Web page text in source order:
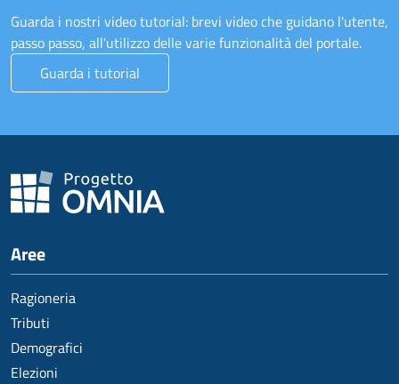
Guarda i nostri video tutorial: brevi video che guidano l'utente,
passo passo, all'utilizzo delle varie funzionalità del portale.
Guarda i tutorial
Aree
Ragioneria
Tributi
Demografici
Elezioni